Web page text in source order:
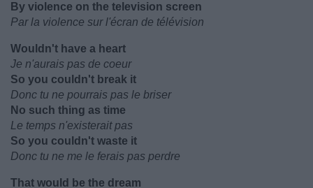
By violence on the television screen
Par la violence sur l'écran de télévision
Wouldn't have a heart
Je n'aurais pas de coeur
So you couldn't break it
Donc tu ne pourrais pas le briser
No such thing as time
Le temps n'existerait pas
So you couldn't waste it
Donc tu ne me le ferais pas perdre
That would be the dream